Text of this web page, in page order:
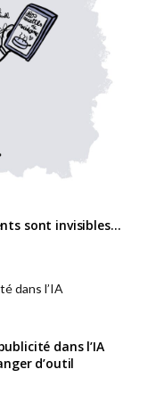
sont invisibles…
dans l’IA
d’outil